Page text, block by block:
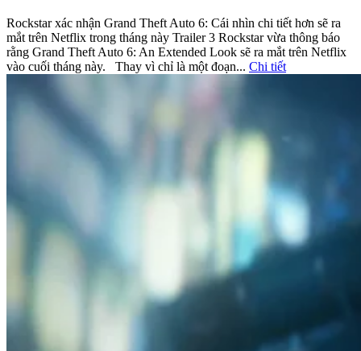
Rockstar xác nhận Grand Theft Auto 6: Cái nhìn chi tiết hơn sẽ ra
mắt trên Netflix trong tháng này Trailer 3 Rockstar vừa thông báo
rằng Grand Theft Auto 6: An Extended Look sẽ ra mắt trên Netflix
vào cuối tháng này. Thay vì chỉ là một đoạn... Chi tiết